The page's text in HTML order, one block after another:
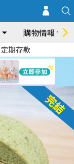
購物情報
定期存款